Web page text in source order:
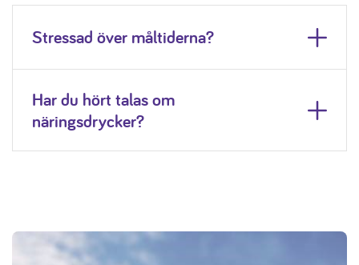
Stressad över måltiderna?
Har du hört talas om
näringsdrycker?